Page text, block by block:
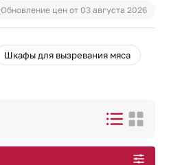
Обновление цен от 03 августа 2026
Шкафы для вызревания мяса